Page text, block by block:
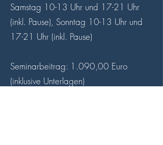
Samstag 10-13 Uhr und 17-21 Uhr
(inkl. Pause), Sonntag 10-13 Uhr und
17-21 Uhr (inkl. Pause)
Seminarbeitrag: 1.090,00 Euro
(inklusive Unterlagen)